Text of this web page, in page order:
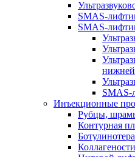
SMAS-
SMAS-
SMAS-
Инъекционные
Рубцы,
Контурная